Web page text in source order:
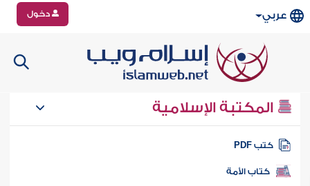
عربي دخول
المكتبة الإسلامية
كتب PDF